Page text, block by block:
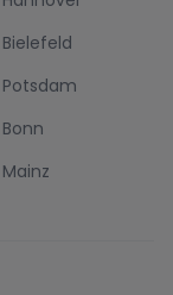
Bielefeld
Potsdam
Bonn
Mainz